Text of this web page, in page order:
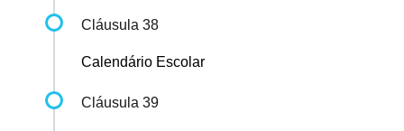
Cláusula 38
Calendário Escolar
Cláusula 39